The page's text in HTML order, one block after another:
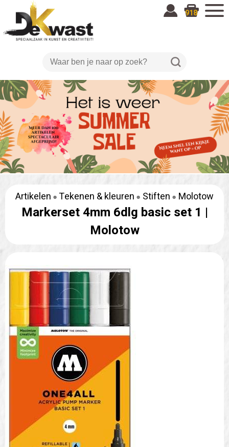
918
Artikelen Tekenen & kleuren Stiften Molotow
Markerset 4mm 6dlg basic set 1 |
Molotow